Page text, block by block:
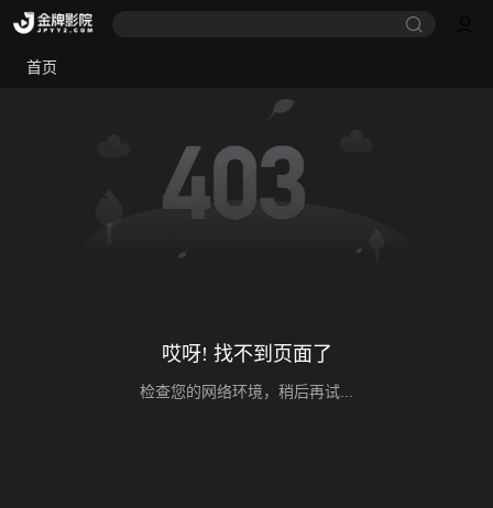
首页
哎呀! 找不到页面了
检查您的网络环境，稍后再试...